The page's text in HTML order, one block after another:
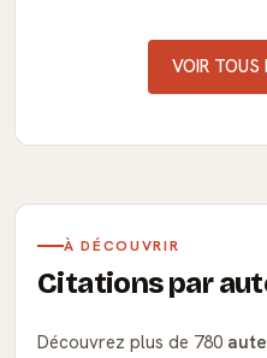
VOIR TOUS
À DÉCOUVRIR
Citations par
Découvrez plus de 780